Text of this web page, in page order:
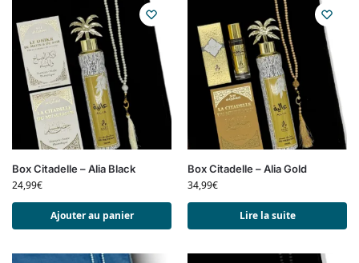
Box Citadelle – Alia Black
24,99€
Ajouter au panier
Box Citadelle – Alia Gold
34,99€
Lire la suite